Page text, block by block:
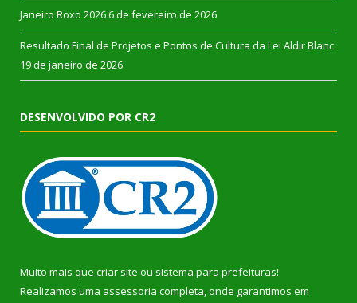
Janeiro Roxo 2026 6 de fevereiro de 2026
Resultado Final de Projetos e Pontos de Cultura da Lei Aldir Blanc
19 de janeiro de 2026
DESENVOLVIDO POR CR2
Muito mais que criar site ou sistema para prefeituras!
Realizamos uma assessoria completa, onde garantimos em